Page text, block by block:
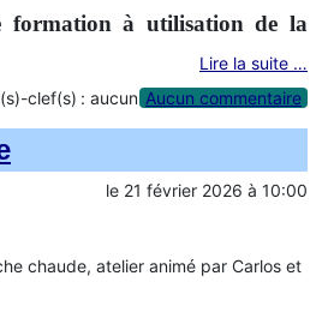
formation à utilisation de la
Lire la suite …
clef(s) : aucun Aucun commentaire
le 21 février 2026 à 10:00
chaude, atelier animé par Carlos et